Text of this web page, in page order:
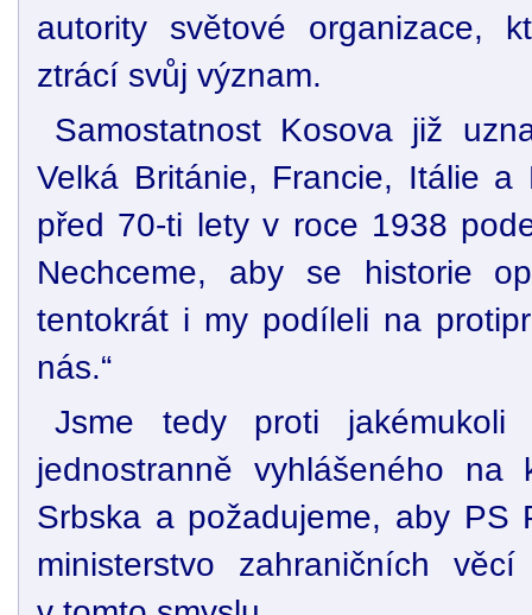
autority světové organizace,
ztrácí svůj význam.
Samostatnost Kosova již
Velká Británie, Francie, Itálie
před 70-ti lety v roce 1938
Nechceme, aby se historie
tentokrát i my podíleli na
nás.“
Jsme tedy proti jakémukoli
jednostranně vyhlášeného na
Srbska a požadujeme, aby PS
ministerstvo zahraničních